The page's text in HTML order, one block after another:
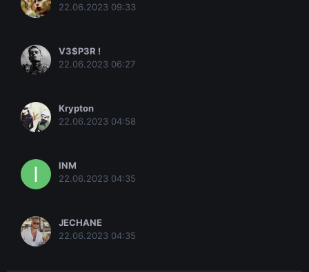
22.06.2023 09:33
V3$P3R !
22.06.2023 06:27
Krypton
22.06.2023 04:58
INM
22.06.2023 04:35
JECHANE
22.06.2023 04:35